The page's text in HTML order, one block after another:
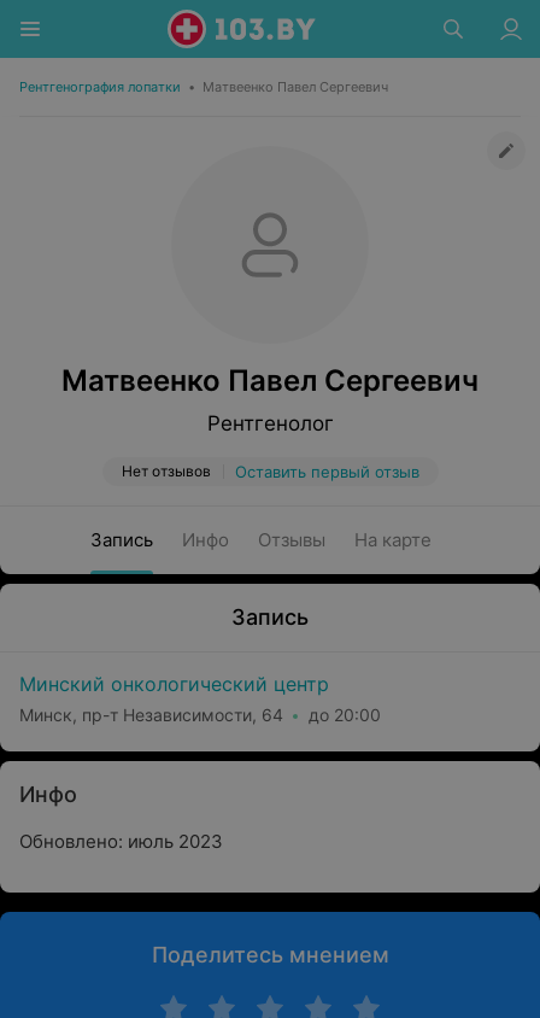
Рентгенография лопатки • Матвеенко Павел Сергеевич
Матвеенко Павел Сергеевич
Рентгенолог
Нет отзывов Оставить первый отзыв
Запись Инфо Отзывы На карте
Запись
Минский онкологический центр
Минск, пр-т Независимости, 64 до 20:00
Инфо
Обновлено: июль 2023
Поделитесь мнением